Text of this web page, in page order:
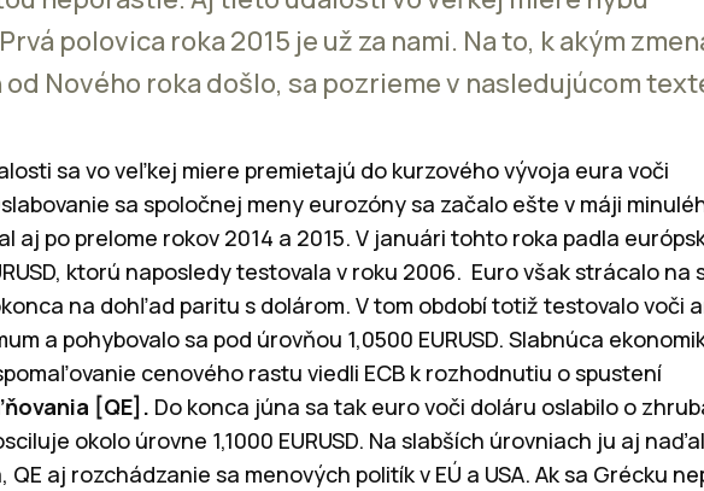
polovica roka 2015 je už za nami. Na to, k akým
Nového roka došlo, sa pozrieme v nasledujúcom
sa vo veľkej miere premietajú do kurzového vývoja eura voči
sa spoločnej meny eurozóny sa začalo ešte v máji
aj po prelome rokov 2014 a 2015. V januári tohto roka padla
ktorú naposledy testovala v roku 2006. Euro však strácalo na
na dohľad paritu s dolárom. V tom období totiž testovalo voči
a pohybovalo sa pod úrovňou 1,0500 EURUSD. Slabnúca
cenového rastu viedli ECB k rozhodnutiu o spustení
[QE]. Do konca júna sa tak euro voči doláru oslabilo o
okolo úrovne 1,1000 EURUSD. Na slabších úrovniach ju aj
aj rozchádzanie sa menových politík v EÚ a USA. Ak sa Grécku